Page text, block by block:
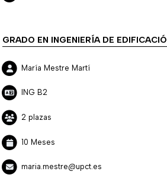
GRADO EN INGENIERÍA DE
María Mestre Martí
ING B2
2 plazas
10 Meses
maria.mestre@upct.es